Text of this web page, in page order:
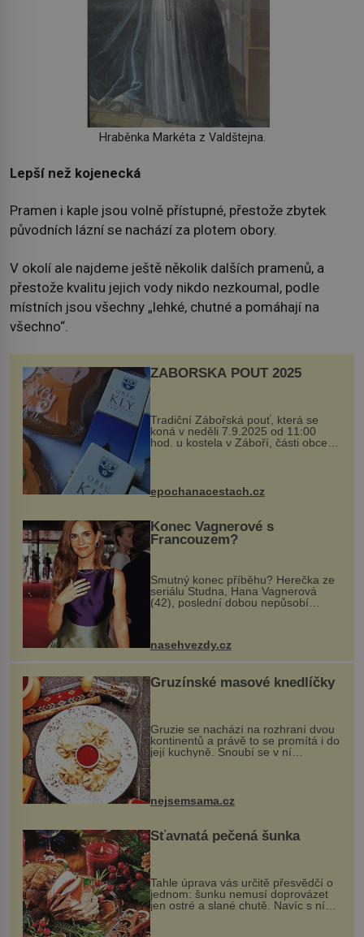
Hraběnka Markéta z Valdštejna.
Lepší než kojenecká
Pramen i kaple jsou volně přístupné, přestože zbytek
původních lázní se nachází za plotem obory.
V okolí ale najdeme ještě několik dalších pramenů, a
přestože kvalitu jejich vody nikdo nezkoumal, podle
místních jsou všechny „lehké, chutné a pomáhají na
všechno“.
ZÁBOŘSKÁ POUŤ 2025
Tradiční Zábořská pouť, která se
koná v neděli 7.9.2025 od 11:00
hod. u kostela v Záboří, části obce
Kly u Mělníka. V programu naleznete
komentovanou prohlídku kostela,
epochanacestach.cz
Konec Vagnerové s
Francouzem?
Smutný konec příběhu? Herečka ze
seriálu Studna, Hana Vagnerová
(42), poslední dobou nepůsobí
nasehvezdy.cz
Gruzínské masové knedlíčky
Gruzie se nachází na rozhraní dvou
kontinentů a právě to se promítá i do
její kuchyně. Snoubí se v ní
evropské a asijské chutě a díky tomu
pokrmy, které rozhodně st...
nejsemsama.cz
Šťavnatá pečená šunka
Tahle úprava vás určitě přesvědčí o
jednom: šunku nemusí doprovázet
jen ostré a slané chutě. Navíc s ní
nakrmíte poměrně hodně hladových
krků. Ingredience sádlo 3 kg šunky